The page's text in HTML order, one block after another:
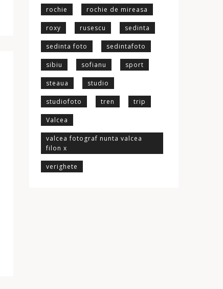
rochie rochie de mireasa
roxy rusescu sedinta
sedinta foto sedintafoto
sibiu sofianu sport
steaua studio
studiofoto tren trip
Valcea
valcea fotograf nunta valcea
filon x
verighete